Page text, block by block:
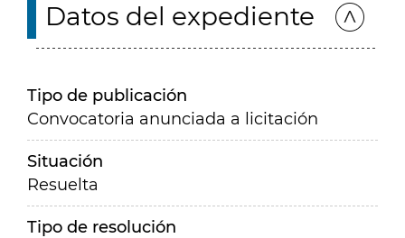
Datos del expediente
Tipo de publicación
Convocatoria anunciada a licitación
Situación
Resuelta
Tipo de resolución